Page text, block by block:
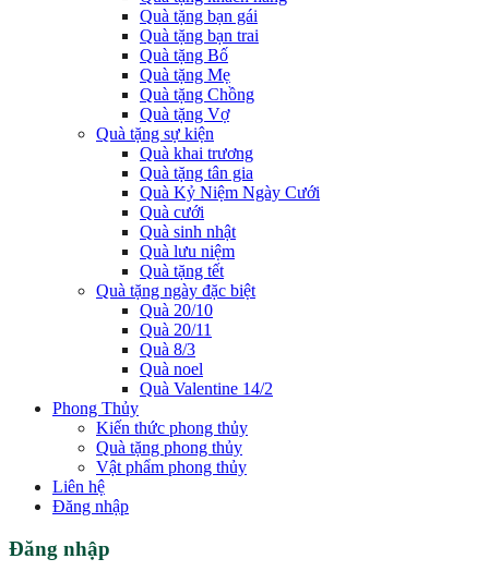
Quà tặng bạn gái
Quà tặng bạn trai
Quà tặng Bố
Quà tặng Mẹ
Quà tặng Chồng
Quà tặng Vợ
Quà tặng sự kiện
Quà khai trương
Quà tặng tân gia
Quà Kỷ Niệm Ngày Cưới
Quà cưới
Quà sinh nhật
Quà lưu niệm
Quà tặng tết
Quà tặng ngày đặc biệt
Quà 20/10
Quà 20/11
Quà 8/3
Quà noel
Quà Valentine 14/2
Phong Thủy
Kiến thức phong thủy
Quà tặng phong thủy
Vật phẩm phong thủy
Liên hệ
Đăng nhập
Đăng nhập